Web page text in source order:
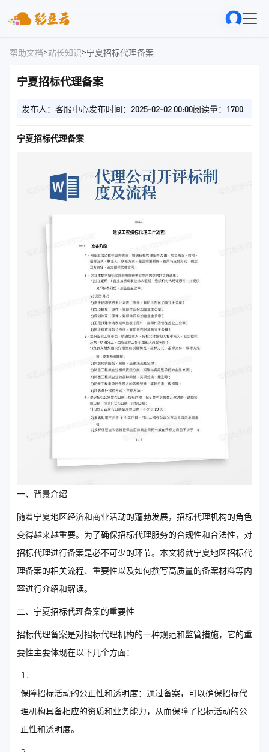
帮助文档>站长知识>宁夏招标代理备案
宁夏招标代理备案
发布人：客服中心发布时间：2025-02-02 00:00阅读量：1700
宁夏招标代理备案
一、背景介绍
随着宁夏地区经济和商业活动的蓬勃发展，招标代理机构的角色
变得越来越重要。为了确保招标代理服务的合规性和合法性，对
招标代理进行备案是必不可少的环节。本文将就宁夏地区招标代
理备案的相关流程、重要性以及如何撰写高质量的备案材料等内
容进行介绍和解读。
二、宁夏招标代理备案的重要性
招标代理备案是对招标代理机构的一种规范和监管措施，它的重
要性主要体现在以下几个方面：
保障招标活动的公正性和透明度：通过备案，可以确保招标代
理机构具备相应的资质和业务能力，从而保障了招标活动的公
正性和透明度。